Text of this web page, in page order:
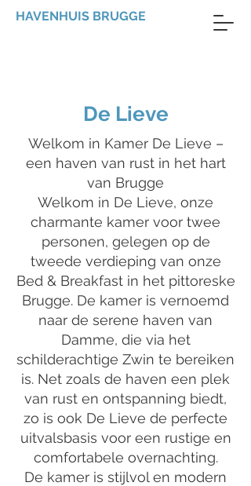
HAVENHUIS BRUGGE
De Lieve
Welkom in Kamer De Lieve –
een haven van rust in het hart
van Brugge
Welkom in De Lieve, onze
charmante kamer voor twee
personen, gelegen op de
tweede verdieping van onze
Bed & Breakfast in het pittoreske
Brugge. De kamer is vernoemd
naar de serene haven van
Damme, die via het
schilderachtige Zwin te bereiken
is. Net zoals de haven een plek
van rust en ontspanning biedt,
zo is ook De Lieve de perfecte
uitvalsbasis voor een rustige en
comfortabele overnachting.
De kamer is stijlvol en modern